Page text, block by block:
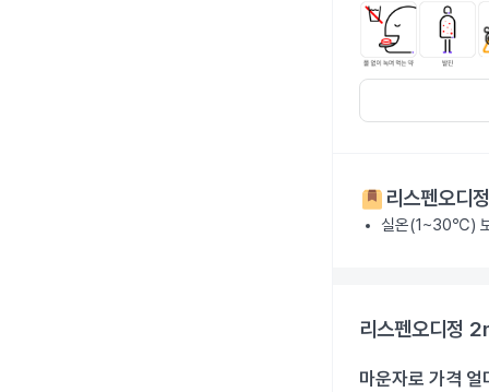
리스펜오디
실온(1~30℃)
리스펜오디정
마운자로 가격